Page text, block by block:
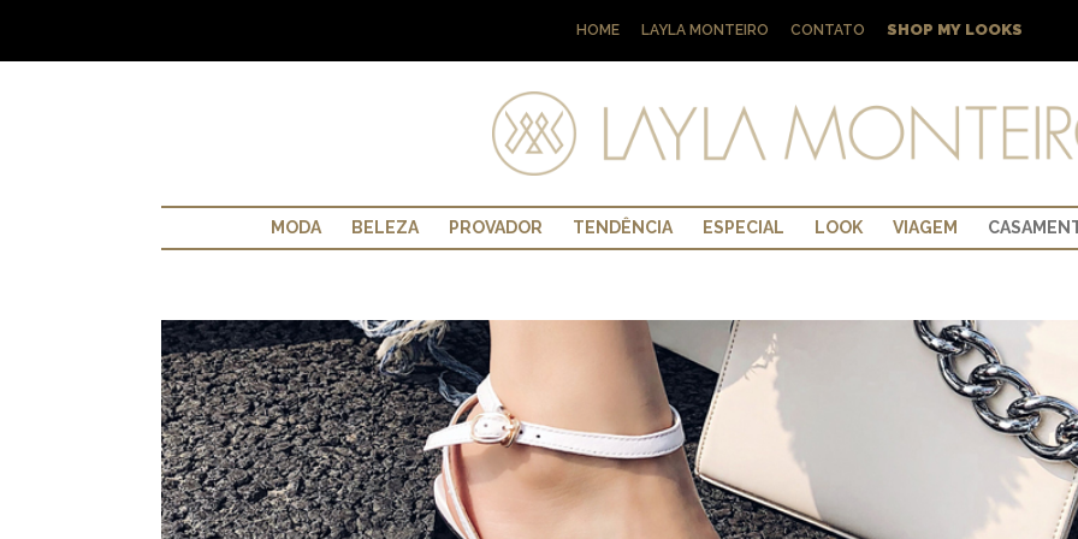
HOME LAYLA MONTEIRO CONTATO SHOP MY LOOKS
MODA BELEZA PROVADOR TENDÊNCIA ESPECIAL LOOK VIAGEM